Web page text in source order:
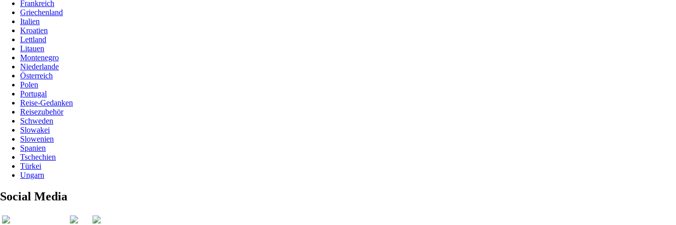
Frankreich
Griechenland
Italien
Kroatien
Lettland
Litauen
Montenegro
Niederlande
Österreich
Polen
Portugal
Reise-Gedanken
Reisezubehör
Schweden
Slowakei
Slowenien
Spanien
Tschechien
Türkei
Ungarn
Social Media